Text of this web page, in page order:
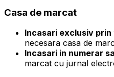
Casa de marcat
Incasari exclusiv
necesara casa de
Incasari in numerar
marcat cu jurnal